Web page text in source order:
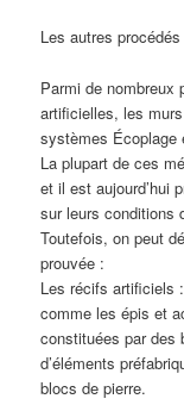
Les autres procédés
Parmi de nombreux
artificielles, les
systèmes Écoplage
La plupart de ces
et il est aujourd’hui
sur leurs conditions
Toutefois, on peut
prouvée :
Les récifs artificiels
comme les épis et
constituées par des
d’éléments
blocs de pierre.